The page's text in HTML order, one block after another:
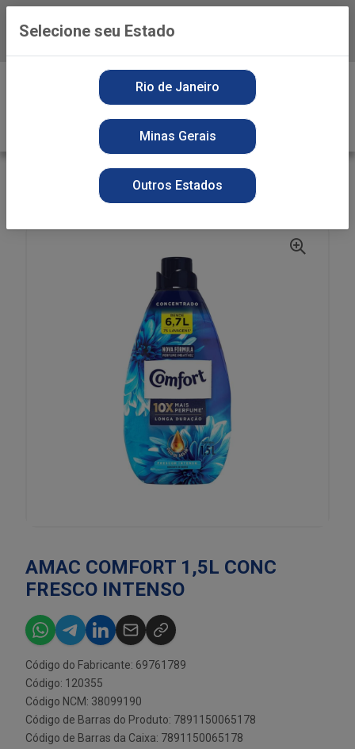
Baixe já o APP da Playvender
AMACIANTE
SECOS
AMAC COMFORT 1,5L CONC FRESCO INTENSO
AMAC COMFORT 1,5L CONC
FRESCO INTENSO
Código do Fabricante: 69761789
Código: 120355
Código NCM: 38099190
Código de Barras do Produto: 7891150065178
Código de Barras da Caixa: 7891150065178
Selecione seu Estado
Rio de Janeiro
Minas Gerais
Outros Estados